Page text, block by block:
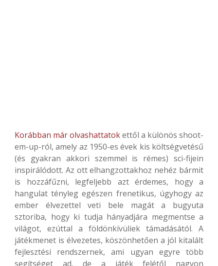
Korábban már olvashattatokettől a különös shoot-
em-up-ról, amely az 1950-es évek kis költségvetésű
(és gyakran akkori szemmel is rémes) sci-fijein
inspirálódott. Az ott elhangzottakhoz nehéz bármit
is hozzáfűzni, legfeljebb azt érdemes, hogy a
hangulat tényleg egészen frenetikus, úgyhogy az
ember élvezettel veti bele magát a bugyuta
sztoriba, hogy ki tudja hányadjára megmentse a
világot, ezúttal a földönkívüliek támadásától. A
játékmenet is élvezetes, köszönhetően a jól kitalált
fejlesztési rendszernek, ami ugyan egyre több
segítséget ad, de a játék felétől nagyon